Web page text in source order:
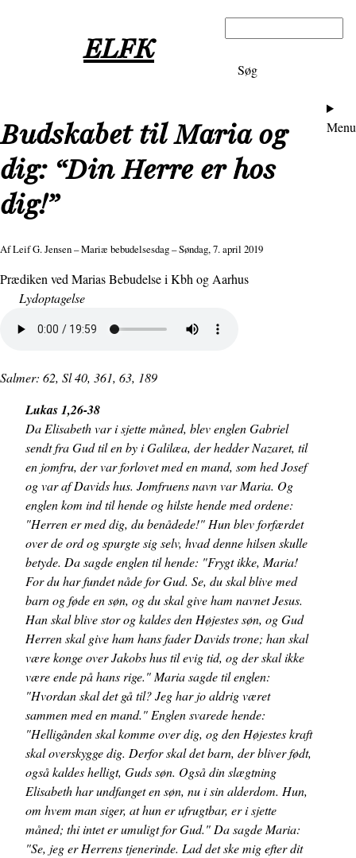
ELFK
Søg
Budskabet til Maria og
dig: “Din Herre er hos
dig!”
AfLeif G. Jensen– Mariæ bebudelsesdag – Søndag, 7. april 2019
Prædiken ved Marias Bebudelse i Kbh og Aarhus
Lydoptagelse
Salmer: 62, Sl 40, 361, 63, 189
Lukas 1,26-38
Da Elisabeth var i sjette måned, blev englen Gabriel
sendt fra Gud til en by i Galilæa, der hedder Nazaret, til
en jomfru, der var forlovet med en mand, som hed Josef
og var af Davids hus. Jomfruens navn var Maria. Og
englen kom ind til hende og hilste hende med ordene:
"Herren er med dig, du benådede!" Hun blev forfærdet
over de ord og spurgte sig selv, hvad denne hilsen skulle
betyde. Da sagde englen til hende: "Frygt ikke, Maria!
For du har fundet nåde for Gud. Se, du skal blive med
barn og føde en søn, og du skal give ham navnet Jesus.
Han skal blive stor og kaldes den Højestes søn, og Gud
Herren skal give ham hans fader Davids trone; han skal
være konge over Jakobs hus til evig tid, og der skal ikke
være ende på hans rige." Maria sagde til englen:
"Hvordan skal det gå til? Jeg har jo aldrig været
sammen med en mand." Englen svarede hende:
"Helligånden skal komme over dig, og den Højestes kraft
skal overskygge dig. Derfor skal det barn, der bliver født,
også kaldes helligt, Guds søn. Også din slægtning
Elisabeth har undfanget en søn, nu i sin alderdom. Hun,
om hvem man siger, at hun er ufrugtbar, er i sjette
måned; thi intet er umuligt for Gud." Da sagde Maria:
"Se, jeg er Herrens tjenerinde. Lad det ske mig efter dit
Menu